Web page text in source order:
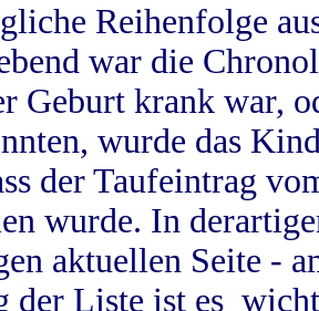
Reihenfolge
war die
Geburt krank war,
wurde das
der Taufeintrag
wurde. In
aktuellen Seite -
der Liste ist es